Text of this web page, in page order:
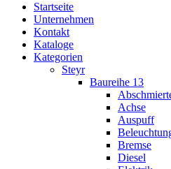
Startseite
Unternehmen
Kontakt
Kataloge
Kategorien
Steyr
Baureihe 13
Achse
Auspuff
Bremse
Diesel